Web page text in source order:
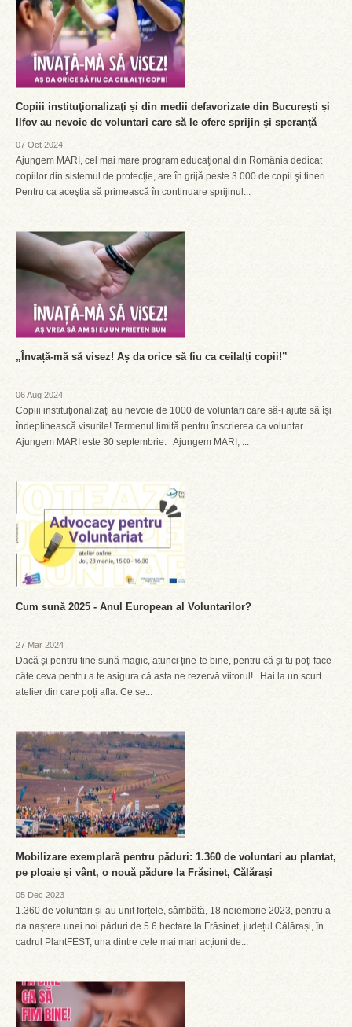
Copiii instituţionalizaţi și din medii defavorizate din București și
Ilfov au nevoie de voluntari care să le ofere sprijin şi speranţă
07 Oct 2024
Ajungem MARI, cel mai mare program educaţional din România dedicat
copiilor din sistemul de protecţie, are în grijă peste 3.000 de copii şi tineri.
Pentru ca aceştia să primească în continuare sprijinul...
„Învață-mă să visez! Aș da orice să fiu ca ceilalți copii!”
06 Aug 2024
Copiii instituționalizați au nevoie de 1000 de voluntari care să-i ajute să își
îndeplinească visurile! Termenul limită pentru înscrierea ca voluntar
Ajungem MARI este 30 septembrie. Ajungem MARI, ...
Cum sună 2025 - Anul European al Voluntarilor?
27 Mar 2024
Dacă și pentru tine sună magic, atunci ține-te bine, pentru că și tu poți face
câte ceva pentru a te asigura că asta ne rezervă viitorul! Hai la un scurt
atelier din care poți afla: Ce se...
Mobilizare exemplară pentru păduri: 1.360 de voluntari au plantat,
pe ploaie și vânt, o nouă pădure la Frăsinet, Călărași
05 Dec 2023
1.360 de voluntari și-au unit forțele, sâmbătă, 18 noiembrie 2023, pentru a
da naștere unei noi păduri de 5.6 hectare la Frăsinet, județul Călărași, în
cadrul PlantFEST, una dintre cele mai mari acțiuni de...